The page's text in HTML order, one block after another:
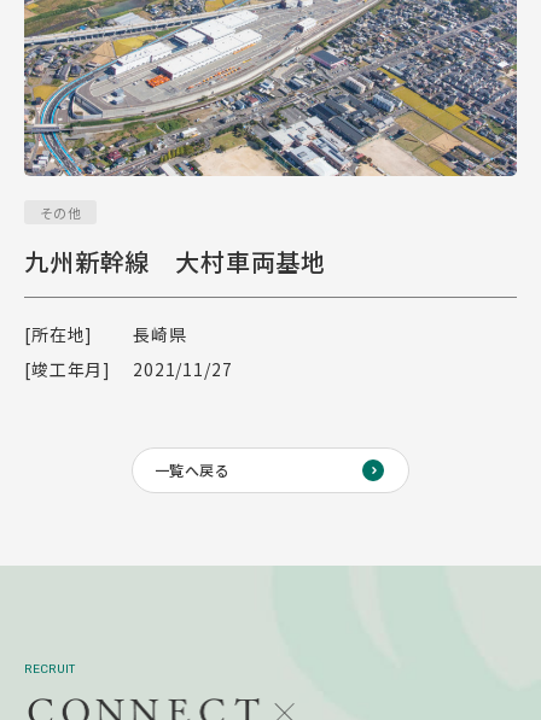
その他
九州新幹線 大村車両基地
[所在地]
長崎県
[竣工年月]
2021/11/27
一覧へ戻る
RECRUIT